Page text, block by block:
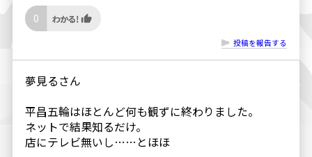
0
投稿を報告する
夢見るさん
平昌五輪はほとんど何も観ずに終わりました。
ネットで結果知るだけ。
店にテレビ無いし……とほほ